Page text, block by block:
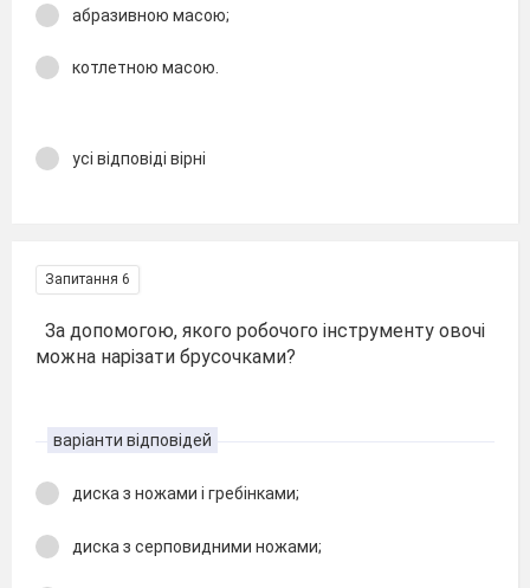
абразивною масою;
котлетною масою.
усі відповіді вірні
Запитання 6
За допомогою, якого робочого інструменту овочі
можна нарізати брусочками?
варіанти відповідей
диска з ножами і гребінками;
диска з серповидними ножами;